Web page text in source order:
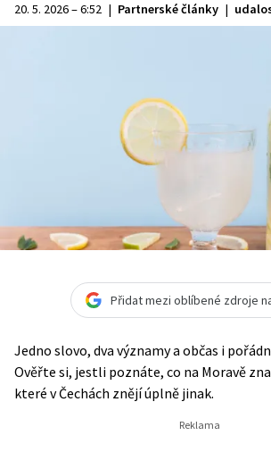
20. 5. 2026 – 6:52 | Partnerské články |
Přidat mezi oblíbené zdroje
Jedno slovo, dva významy a občas i
Ověřte si, jestli poznáte, co na Moravě
které v Čechách znějí úplně jinak.